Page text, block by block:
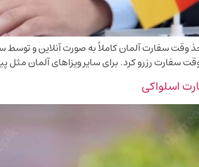
وقت سفارت آلمان کاملاً به صورت آنلاین و توسط
سفارت رزرو کرد. برای سایر ویزا‌های آلمان مثل
اسلواکی